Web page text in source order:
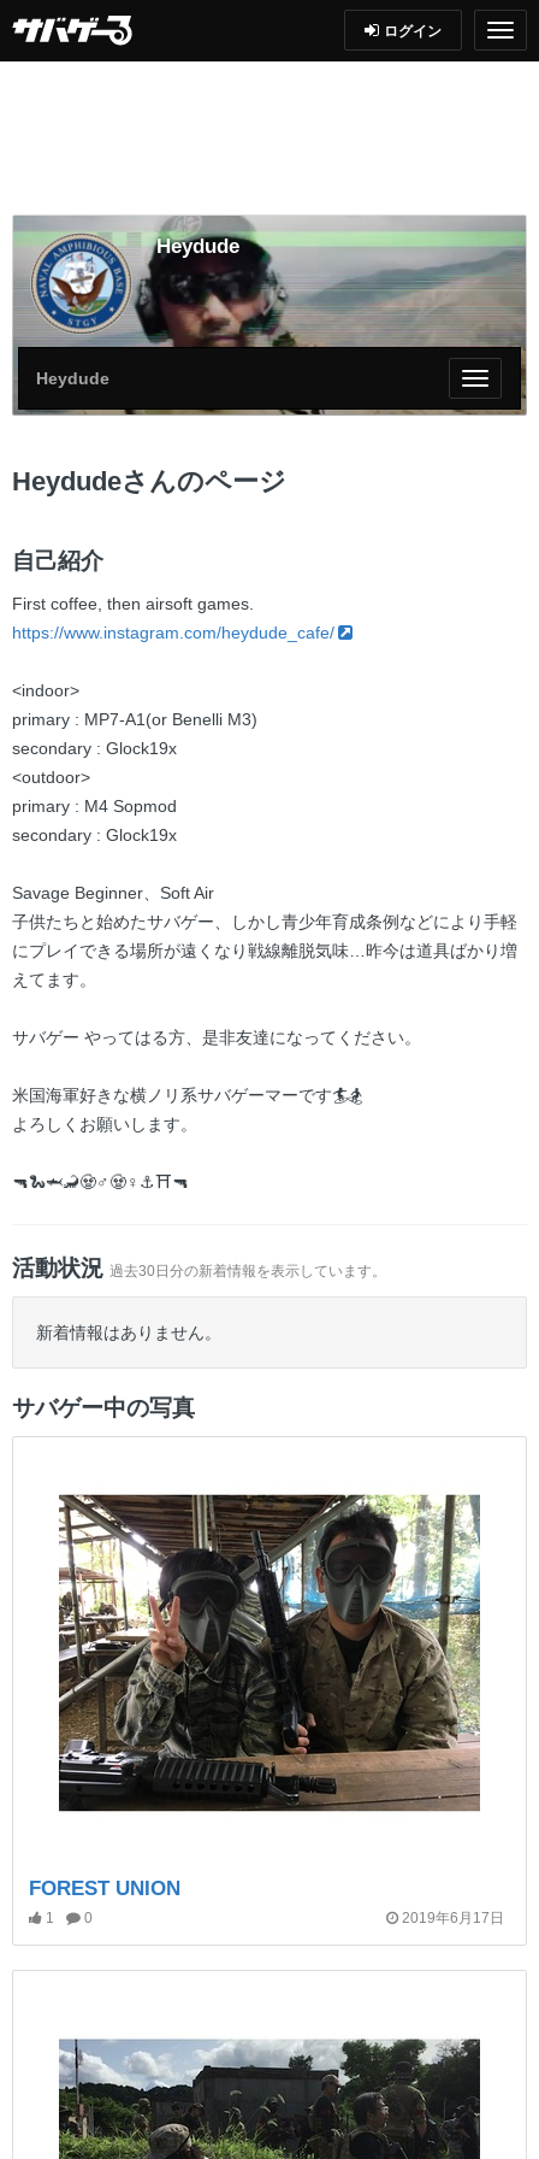
ログイン
Heydude
My
ペ
Heydude
Heydudeさんのページ
自己紹介
First coffee, then airsoft games.
https://www.instagram.com/heydude_cafe/
<indoor>
primary : MP7-A1(or Benelli M3)
secondary : Glock19x
<outdoor>
primary : M4 Sopmod
secondary : Glock19x
Savage Beginner、Soft Air
子供たちと始めたサバゲー、しかし青少年育成条例などにより手軽
にプレイできる場所が遠くなり戦線離脱気味…昨今は道具ばかり増
えてます。
サバゲー やってはる方、是非友達になってください。
米国海軍好きな横ノリ系サバゲーマーです🏄🏂
よろしくお願いします。
🔫🐍🦈🦂🧟♂️🧟♀️⚓️⛩🔫
活動状況 過去30日分の新着情報を表示しています。
新着情報はありません。
サバゲー中の写真
FOREST UNION
1 0 2019年6月17日